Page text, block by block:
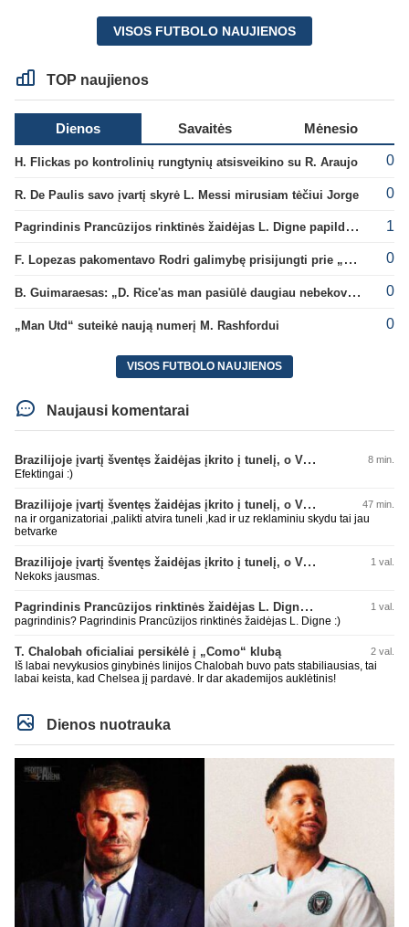
VISOS FUTBOLO NAUJIENOS
TOP naujienos
Dienos Savaitės Mėnesio
H. Flickas po kontrolinių rungtynių atsisveikino su R. Araujo 0
R. De Paulis savo įvartį skyrė L. Messi mirusiam tėčiui Jorge 0
Pagrindinis Prancūzijos rinktinės žaidėjas L. Digne papildė PSG gretas 1
F. Lopezas pakomentavo Rodri galimybę prisijungti prie „Barcelona“ ekipos 0
B. Guimaraesas: „D. Rice'as man pasiūlė daugiau nebekovoti tarpusavyje“ 0
„Man Utd“ suteikė naują numerį M. Rashfordui 0
VISOS FUTBOLO NAUJIENOS
Naujausi komentarai
Brazilijoje įvartį šventęs žaidėjas įkrito į tunelį, o VAR įvartį atšaukė 8 min.
Efektingai :)
Brazilijoje įvartį šventęs žaidėjas įkrito į tunelį, o VAR įvartį atšaukė 47 min.
na ir organizatoriai ,palikti atvira tuneli ,kad ir uz reklaminiu skydu tai jau
betvarke
Brazilijoje įvartį šventęs žaidėjas įkrito į tunelį, o VAR įvartį atšaukė 1 val.
Nekoks jausmas.
Pagrindinis Prancūzijos rinktinės žaidėjas L. Digne papildė PSG gretas 1 val.
pagrindinis? Pagrindinis Prancūzijos rinktinės žaidėjas L. Digne :)
T. Chalobah oficialiai persikėlė į „Como“ klubą 2 val.
Iš labai nevykusios ginybinės linijos Chalobah buvo pats stabiliausias, tai
labai keista, kad Chelsea jį pardavė. Ir dar akademijos auklėtinis!
Dienos nuotrauka